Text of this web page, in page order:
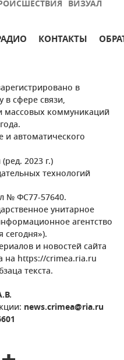
ВИЗУАЛ
КОНТАКТЫ
в
в сфере связи,
массовых коммуникаций
и автоматического
2023 г.)
технологий
№ ФС77-57640.
унитарное
агентство
и новостей сайта
на https://crimea.ria.ru
текста.
news.crimea@ria.ru